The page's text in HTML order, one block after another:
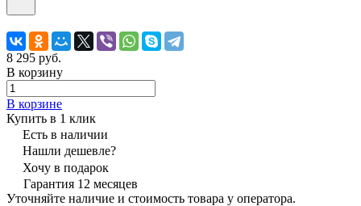
8 295 руб.
В корзину
В корзине
Купить в 1 клик
Есть в наличии
Нашли дешевле?
Хочу в подарок
Гарантия 12 месяцев
Уточняйте наличие и стоимость товара у оператора.